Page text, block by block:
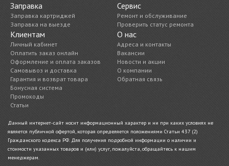
Заправка
Заправка картриджей
Заправка на выезде
Сервис
Ремонт и обслуживание
Проверить статус ремонта
Клиентам
Личный кабинет
Оплатить заказ онлайн
Оформление и оплата заказов
Самовывоз и доставка
Гарантия и возврат товара
Бонусная система
Промокоды
Статьи
О нас
Адреса и контакты
Вакансии
Новости и акции
О компании
Обратная связь
Данный интернет-сайт носит информационный характер и ни при каких условиях не
является публичной офертой, которая определяется положениями Статьи 437 (2)
Гражданского кодекса РФ. Для получения подробной информации о наличии и
стоимости указанных товаров и (или) услуг, пожалуйста, обращайтесь к нашим
менеджерам.